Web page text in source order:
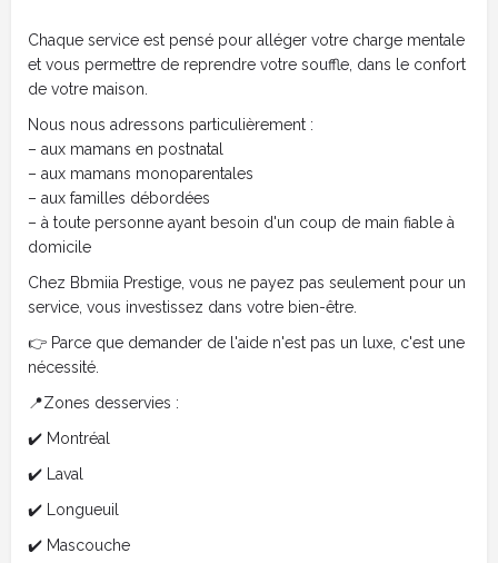
Chaque service est pensé pour alléger votre charge mentale
et vous permettre de reprendre votre souffle, dans le confort
de votre maison.
Nous nous adressons particulièrement :
– aux mamans en postnatal
– aux mamans monoparentales
– aux familles débordées
– à toute personne ayant besoin d'un coup de main fiable à
domicile
Chez Bbmiia Prestige, vous ne payez pas seulement pour un
service, vous investissez dans votre bien-être.
👉 Parce que demander de l'aide n'est pas un luxe, c'est une
nécessité.
📍Zones desservies :
✔️ Montréal
✔️ Laval
✔️ Longueuil
✔️ Mascouche